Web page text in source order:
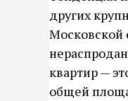
других
Московской
квартир —
общей